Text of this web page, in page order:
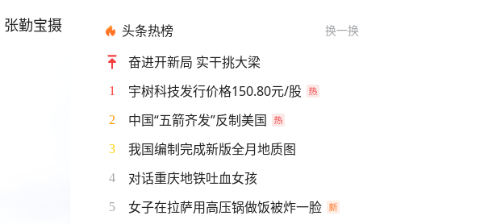
勤宝摄 头条热榜 换一换
奋进开新局 实干挑大梁
1 宇树科技发行价格150.80元/股
2 中国“五箭齐发”反制美国
3 我国编制完成新版全月地质图
4 对话重庆地铁吐血女孩
5 女子在拉萨用高压锅做饭被炸一脸